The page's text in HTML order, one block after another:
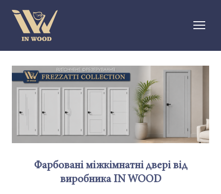
Фарбовані міжкімнатні двері від
виробника IN WOOD